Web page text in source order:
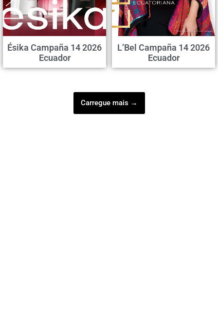
Ésika Campaña 14 2026
Ecuador
L’Bel Campaña 14 2026
Ecuador
Carregue mais →